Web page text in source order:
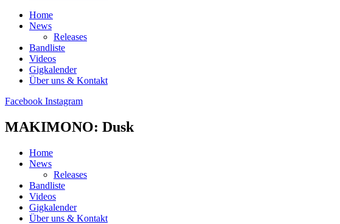
Home
News
Releases
Bandliste
Videos
Gigkalender
Über uns & Kontakt
Facebook Instagram
MAKIMONO: Dusk
Home
News
Releases
Bandliste
Videos
Gigkalender
Über uns & Kontakt